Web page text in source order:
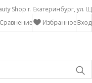
Shop г. Екатеринбург, ул.
Вход
Избранное
Сравнение